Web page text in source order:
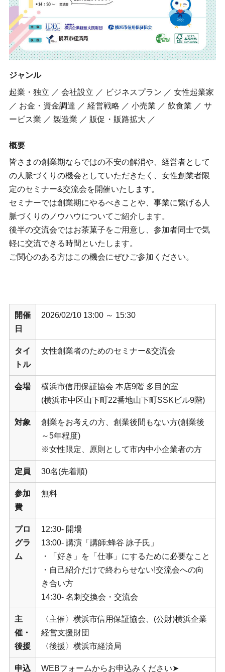
ジャンル
起業・独立 ／ 会社設立 ／ ビジネスプラン ／ 女性起業家
／ お金・資金調達 ／ 経営戦略 ／ 小売業 ／ 飲食業 ／ サ
ービス業 ／ 製造業 ／ 販促・販路拡大 ／
概要
皆さまの創業期ならではの不安の解消や、経営者として
の人脈づくりの機会としていただきたく、女性創業者限
定のセミナー&交流会を開催いたします。
セミナーでは創業期にやるべきことや、事業に繋げる人
脈づくりのノウハウについてご紹介します。
後半の交流会ではお茶菓子をご用意し、参加者同士で気
軽に交流できる時間といたします。
ご関心のある方はこの機会にぜひご参加ください。
開催
日
2026/02/10 13:00 ～ 15:30
タイ
トル
女性創業者のためのセミナー&交流会
会場
横浜市信用保証協会 本店9階 多目的室
(横浜市中区山下町22番地山下町SSKビル9階)
対象
創業をお考えの方、創業後間もない方(創業後
～5年程度)
※女性限定、原則として市内中小企業者の方
定員 30名(先着順)
参加
費
無料
プロ
グラ
ム
12:30- 開場
13:00- 講演「講師:蜂谷 詠子氏」
・「好き」を「仕事」にするために必要なこと
・自己紹介だけで終わらせない!交流会への向
き合い方
14:30- 名刺交換会・交流会
主
催・
後援
〈主催〉横浜市信用保証協会、(公財)横浜企業
経営支援財団
〈後援〉横浜市経済局
申込 WEBフォームからお申込みください➤